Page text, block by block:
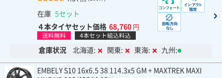
在庫 5セット
４本タイヤセット価格 68,760 円
送料無料 4本セット組込料込
倉庫状況 北海道: 関東: 東海: 九州:
EMBELY S10 16x6.5 38 114.3x5 GM + MAXTREK MAXI